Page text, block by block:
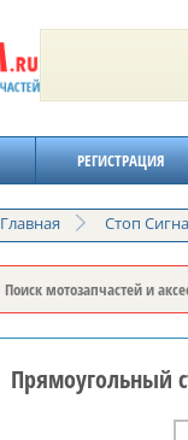
РЕГИСТРАЦИЯ
Главная Стоп
Прямоугольный